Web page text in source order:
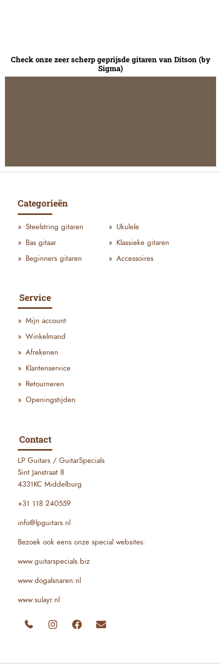
Check onze zeer scherp geprijsde gitaren van Ditson (by
Sigma)
Categorieën
Steelstring gitaren
Ukulele
Bas gitaar
Klassieke gitaren
Beginners gitaren
Accessoires
Service
Mijn account
Winkelmand
Afrekenen
Klantenservice
Retourneren
Openingstijden
Contact
LP Guitars / GuitarSpecials
Sint Janstraat 8
4331KC Middelburg
+31 118 240559
info@lpguitars.nl
Bezoek ook eens onze special websites:
www.guitarspecials.biz
www.dogalsnaren.nl
www.sulayr.nl